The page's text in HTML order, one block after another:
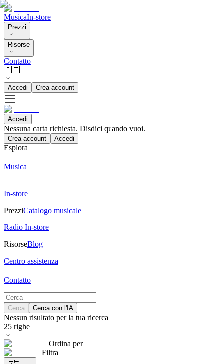
MusicaIn-store
Prezzi
Risorse
Contatto
🇮🇹
Accedi Crea account
Accedi
Nessuna carta richiesta. Disdici quando vuoi.
Crea account Accedi
Esplora
Musica
In-store
PrezziCatalogo musicale
Radio In-store
RisorseBlog
Centro assistenza
Contatto
Cerca Cerca con l'IA
Nessun risultato per la tua ricerca
25 righe
Ordina per
Filtra